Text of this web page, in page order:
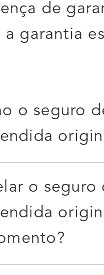
de
a garantia
o seguro
o seguro